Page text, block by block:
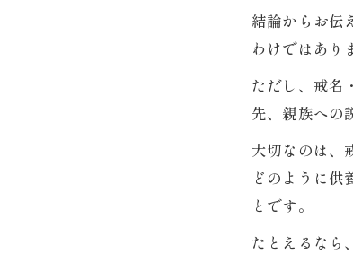
結論からお伝
わけではあり
ただし、戒名
先、親族への
大切なのは、
どのように
とです。
たとえるなら